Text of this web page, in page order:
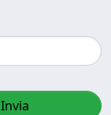
Invia